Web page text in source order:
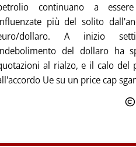
continuano a
più del solito
dollaro. A inizio
del dollaro ha
al rialzo, e il calo del
Ue su un price cap